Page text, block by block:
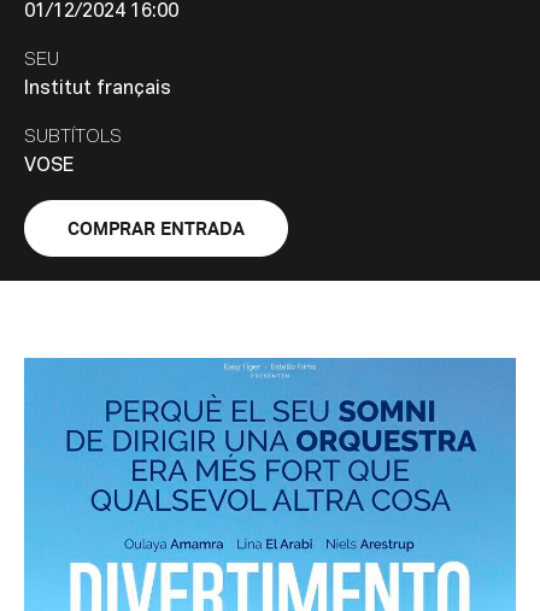
01/12/2024 16:00
SEU
Institut français
SUBTÍTOLS
VOSE
COMPRAR ENTRADA